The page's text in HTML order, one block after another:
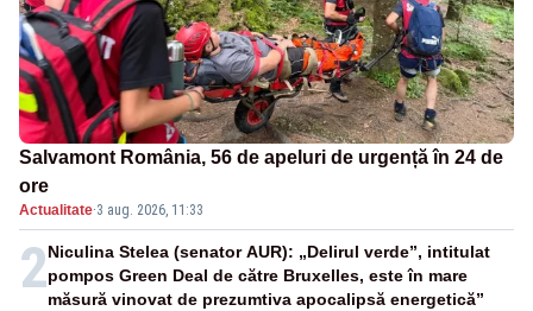
Salvamont România, 56 de apeluri de urgență în 24 de
ore
Actualitate·3 aug. 2026, 11:33
2Niculina Stelea (senator AUR): „Delirul verde”, intitulat
pompos Green Deal de către Bruxelles, este în mare
măsură vinovat de prezumtiva apocalipsă energetică”